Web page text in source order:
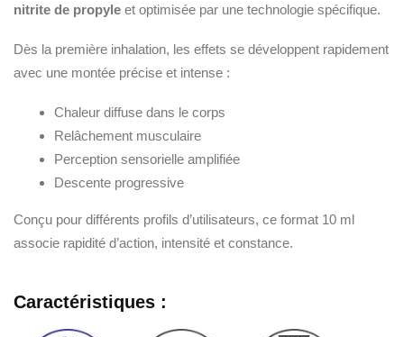
nitrite de propyle et optimisée par une technologie spécifique.
Dès la première inhalation, les effets se développent rapidement
avec une montée précise et intense :
Chaleur diffuse dans le corps
Relâchement musculaire
Perception sensorielle amplifiée
Descente progressive
Conçu pour différents profils d’utilisateurs, ce format 10 ml
associe rapidité d’action, intensité et constance.
Caractéristiques :